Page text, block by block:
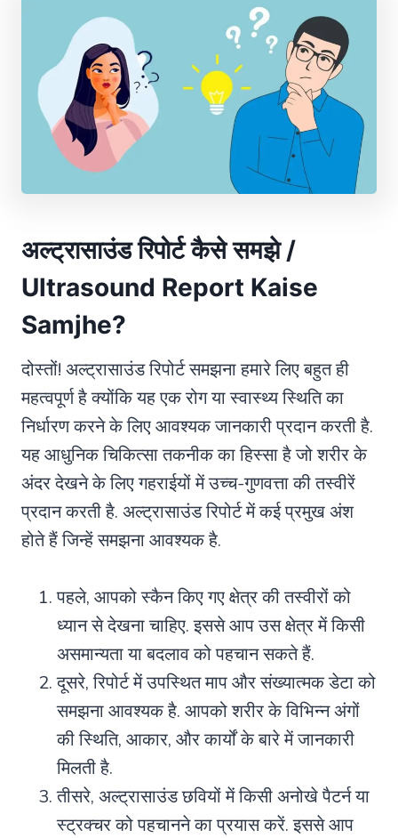
अल्ट्रासाउंड रिपोर्ट कैसे समझे /
Ultrasound Report Kaise
Samjhe?
दोस्तों! अल्ट्रासाउंड रिपोर्ट समझना हमारे लिए बहुत ही
महत्वपूर्ण है क्योंकि यह एक रोग या स्वास्थ्य स्थिति का
निर्धारण करने के लिए आवश्यक जानकारी प्रदान करती है.
यह आधुनिक चिकित्सा तकनीक का हिस्सा है जो शरीर के
अंदर देखने के लिए गहराईयों में उच्च-गुणवत्ता की तस्वीरें
प्रदान करती है. अल्ट्रासाउंड रिपोर्ट में कई प्रमुख अंश
होते हैं जिन्हें समझना आवश्यक है.
पहले, आपको स्कैन किए गए क्षेत्र की तस्वीरों को
ध्यान से देखना चाहिए. इससे आप उस क्षेत्र में किसी
असमान्यता या बदलाव को पहचान सकते हैं.
दूसरे, रिपोर्ट में उपस्थित माप और संख्यात्मक डेटा को
समझना आवश्यक है. आपको शरीर के विभिन्न अंगों
की स्थिति, आकार, और कार्यों के बारे में जानकारी
मिलती है.
तीसरे, अल्ट्रासाउंड छवियों में किसी अनोखे पैटर्न या
स्ट्रक्चर को पहचानने का प्रयास करें. इससे आप